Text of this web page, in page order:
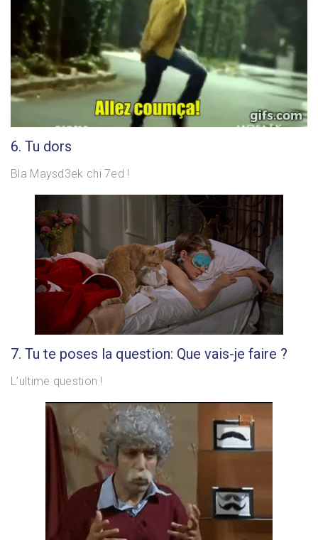
6. Tu dors
Bla Maysd3ek chi 7ed !
7. Tu te poses la question: Que vais-je faire ?
L’ultime question !